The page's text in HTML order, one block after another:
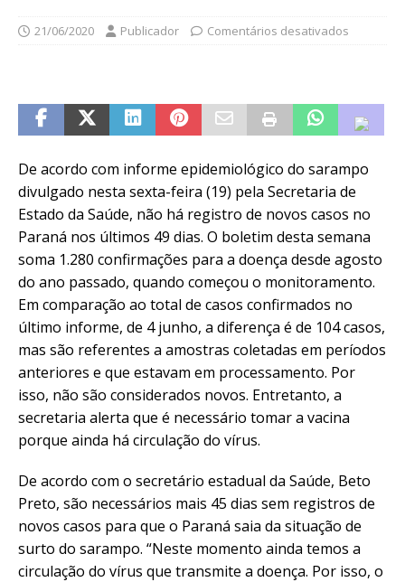
21/06/2020 Publicador Comentários desativados
De acordo com informe epidemiológico do sarampo
divulgado nesta sexta-feira (19) pela Secretaria de
Estado da Saúde, não há registro de novos casos no
Paraná nos últimos 49 dias. O boletim desta semana
soma 1.280 confirmações para a doença desde agosto
do ano passado, quando começou o monitoramento.
Em comparação ao total de casos confirmados no
último informe, de 4 junho, a diferença é de 104 casos,
mas são referentes a amostras coletadas em períodos
anteriores e que estavam em processamento. Por
isso, não são considerados novos. Entretanto, a
secretaria alerta que é necessário tomar a vacina
porque ainda há circulação do vírus.
De acordo com o secretário estadual da Saúde, Beto
Preto, são necessários mais 45 dias sem registros de
novos casos para que o Paraná saia da situação de
surto do sarampo. “Neste momento ainda temos a
circulação do vírus que transmite a doença. Por isso, o